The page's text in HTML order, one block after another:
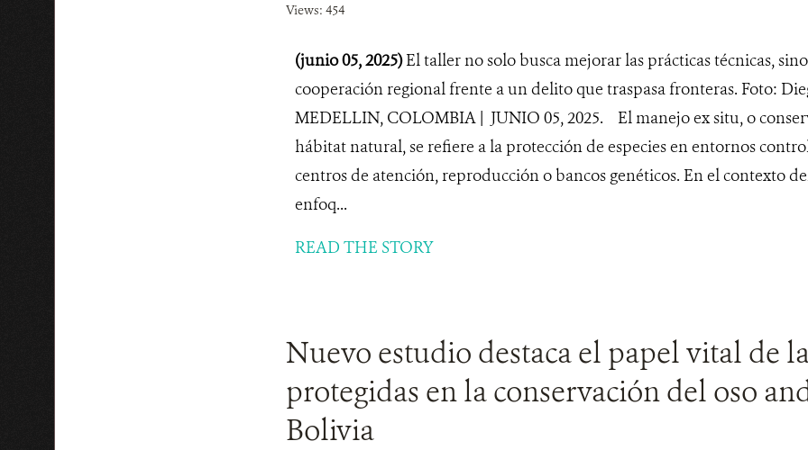
Views: 454
(junio 05, 2025)El taller no solo busca mejorar las prácticas técnicas,
cooperación regional frente a un delito que traspasa fronteras. Foto:
MEDELLIN, COLOMBIA | JUNIO 05, 2025. El manejo ex situ, o
hábitat natural, se refiere a la protección de especies en entornos
centros de atención, reproducción o bancos genéticos. En el contexto
enfoq...
READ THE STORY
Nuevo estudio destaca el papel vital de
protegidas en la conservación del oso
Bolivia